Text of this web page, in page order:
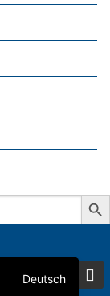
Search
Deutsch